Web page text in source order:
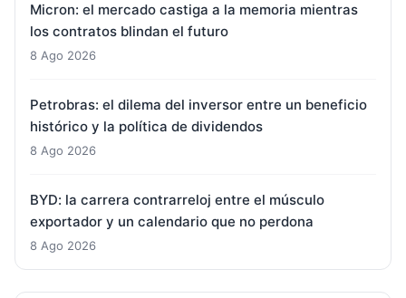
Micron: el mercado castiga a la memoria mientras
los contratos blindan el futuro
8 Ago 2026
Petrobras: el dilema del inversor entre un beneficio
histórico y la política de dividendos
8 Ago 2026
BYD: la carrera contrarreloj entre el músculo
exportador y un calendario que no perdona
8 Ago 2026